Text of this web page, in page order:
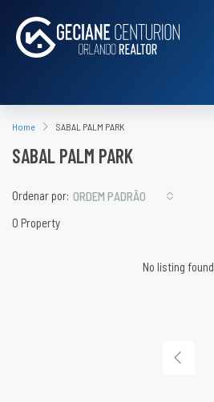
Home SABAL PALM PARK
SABAL PALM PARK
0 Property
Ordenar por: ORDEM PADRÃO
No listing found.